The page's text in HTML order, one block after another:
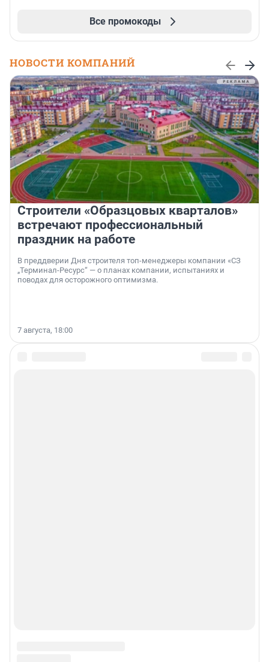
Все промокоды
НОВОСТИ КОМПАНИЙ
Строители «Образцовых кварталов»
встречают профессиональный
праздник на работе
В преддверии Дня строителя топ-менеджеры компании «СЗ
„Терминал-Ресурс“ — о планах компании, испытаниях и
поводах для осторожного оптимизма.
7 августа, 18:00